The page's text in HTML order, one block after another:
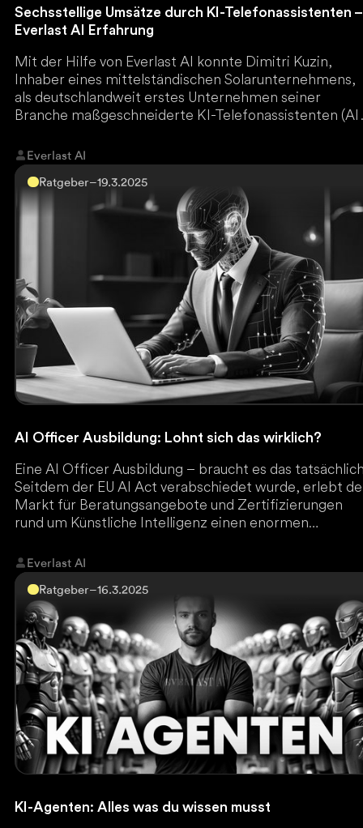
Sechsstellige Umsätze durch KI-Telefonassistenten –
Everlast AI Erfahrung
Mit der Hilfe von Everlast AI konnte Dimitri Kuzin,
Inhaber eines mittelständischen Solarunternehmens,
als deutschlandweit erstes Unternehmen seiner
Branche maßgeschneiderte KI-Telefonassistenten (AI
Interessenten für die der Vertrieb keine Zeit hatte,
reaktivieren und dadurch sechsstellige Umsätze
generieren.
Everlast AI
Ratgeber–19.3.2025
AI Officer Ausbildung: Lohnt sich das wirklich?
Eine AI Officer Ausbildung – braucht es das
Seitdem der EU AI Act verabschiedet wurde, erlebt
Markt für Beratungsangebote und Zertifizierungen
rund um Künstliche Intelligenz einen enormen
Everlast AI
Ratgeber–16.3.2025
KI-Agenten: Alles was du wissen musst